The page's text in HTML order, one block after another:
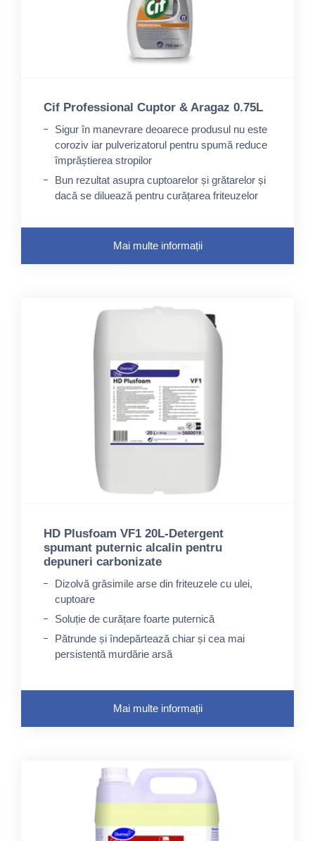
Cif Professional Cuptor & Aragaz 0.75L
Sigur în manevrare deoarece produsul nu este
coroziv iar pulverizatorul pentru spumă reduce
împrăștierea stropilor
Bun rezultat asupra cuptoarelor și grătarelor și
dacă se diluează pentru curățarea friteuzelor
foarte murdare folosite zilnic
Mai multe informații
HD Plusfoam VF1 20L-Detergent
spumant puternic alcalin pentru
depuneri carbonizate
Dizolvă grăsimile arse din friteuzele cu ulei,
cuptoare
Soluție de curățare foarte puternică
Pătrunde și îndepărtează chiar și cea mai
persistentă murdărie arsă
Mai multe informații